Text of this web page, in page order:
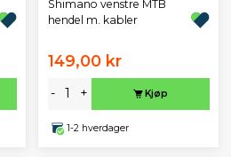
Shimano venstre MTB
hendel m. kabler
149,00 kr
- + Kjøp
1-2 hverdager